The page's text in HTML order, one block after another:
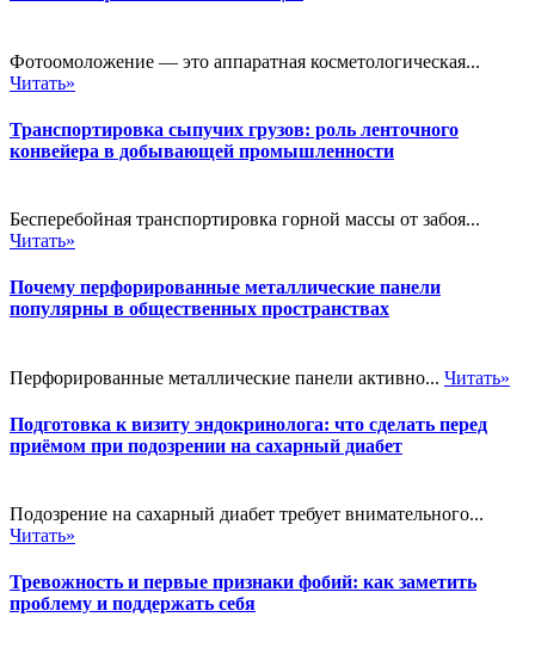
Фотоомоложение — это аппаратная косметологическая...
Читать»
Транспортировка сыпучих грузов: роль ленточного
конвейера в добывающей промышленности
Бесперебойная транспортировка горной массы от забоя...
Читать»
Почему перфорированные металлические панели
популярны в общественных пространствах
Перфорированные металлические панели активно... Читать»
Подготовка к визиту эндокринолога: что сделать перед
приёмом при подозрении на сахарный диабет
Подозрение на сахарный диабет требует внимательного...
Читать»
Тревожность и первые признаки фобий: как заметить
проблему и поддержать себя